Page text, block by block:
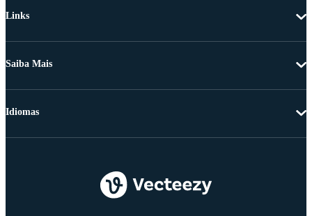
Links
Saiba Mais
Idiomas